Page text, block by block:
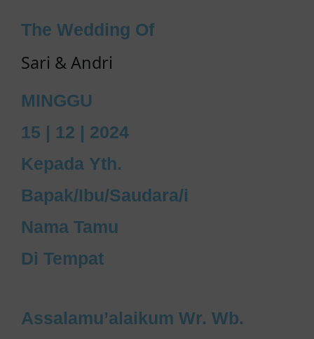
The Wedding Of
Sari & Andri
MINGGU
15 | 12 | 2024
Kepada Yth.
Bapak/Ibu/Saudara/i
Nama Tamu
Di Tempat
Assalamu’alaikum Wr. Wb.